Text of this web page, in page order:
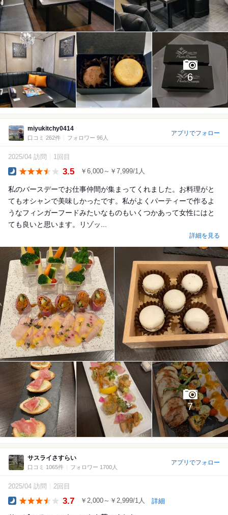
6
miyukitchy0414
口コミ 262件 フォロワー 96人
アプリでフォロー
2025/04 訪問 1回目
3.5 ￥6,000～￥7,999/1人
私のバースデーでお仕事仲間が集まってくれました。お料理がと
てもオシャンで美味しかったです。私がよくパーティーで作るよ
うなフィンガーフードみたいなものもいくつかあって女性にはと
ても良いと思います。リゾッ...
詳細を見る
7
サスライさすらい
口コミ 1065件 フォロワー 1700人
アプリでフォロー
2025/04 訪問 2回目
3.7 ￥2,000～￥2,999/1人 詳細